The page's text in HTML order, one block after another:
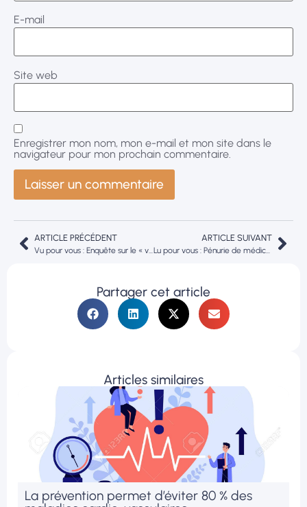
Partager cet article
Articles similaires
La prévention permet d’éviter 80 % des
E-mail
Site web
Enregistrer mon nom, mon e-mail et mon site dans le
navigateur pour mon prochain commentaire.
ARTICLE PRÉCÉDENT ARTICLE SUIVANT
Lu pour vous : Pénurie de médicaments : sortons du déni !